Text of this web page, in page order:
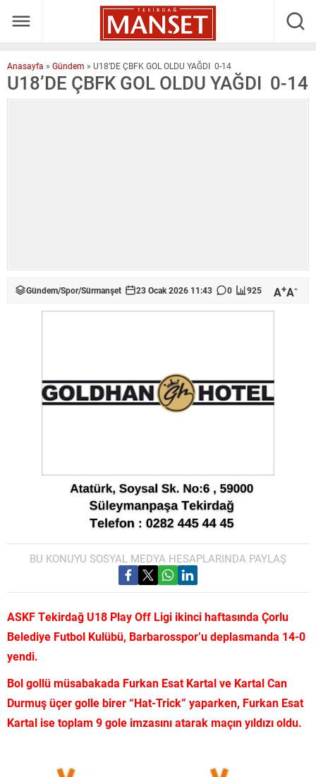
Anasayfa » Gündem » U18’DE ÇBFK GOL OLDU YAĞDI 0-14
U18’DE ÇBFK GOL OLDU YAĞDI 0-14
Gündem/Spor/Sürmanşet 23 Ocak 2026 11:43 0 925 A+A-
BU KONUYU SOSYAL MEDYA HESAPLARINDA PAYLAŞ
ASKF Tekirdağ U18 Play Off Ligi ikinci haftasında Çorlu
Belediye Futbol Kulübü, Barbarosspor’u deplasmanda 14-0
yendi.
Bol gollü müsabakada Furkan Esat Kartal ve Kartal Can
Durmuş üçer golle birer “Hat-Trick” yaparken, Furkan Esat
Kartal ise toplam 9 gole imzasını atarak maçın yıldızı oldu.